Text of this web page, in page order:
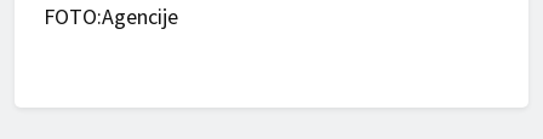
FOTO:Agencije